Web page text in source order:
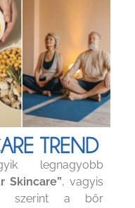
TREND
legnagyobb
Skincare”, vagyis
szerint a bőr